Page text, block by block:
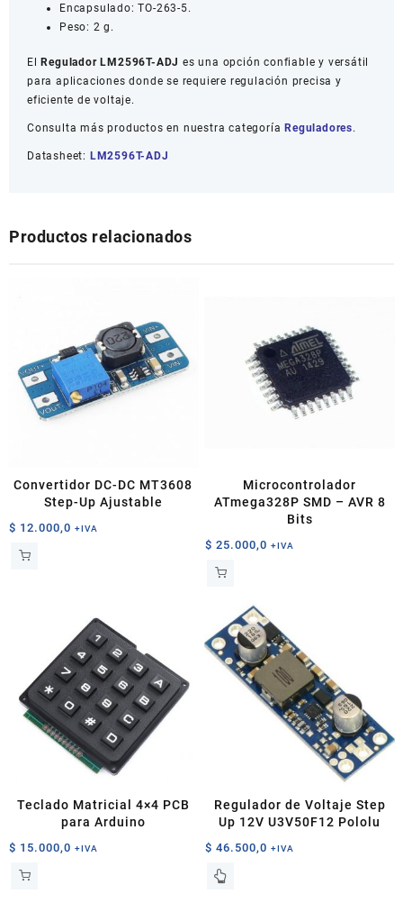
Encapsulado: TO-263-5.
Peso: 2 g.
ElRegulador LM2596T-ADJ es una opción confiable y versátil
para aplicaciones donde se requiere regulación precisa y
eficiente de voltaje.
Consulta más productos en nuestra categoríaReguladores.
Datasheet: LM2596T-ADJ
Productos relacionados
Convertidor DC-DC MT3608
Step-Up Ajustable
$ 12.000,0 +IVA
Microcontrolador
ATmega328P SMD – AVR 8
Bits
$ 25.000,0 +IVA
Teclado Matricial 4×4 PCB
para Arduino
$ 15.000,0 +IVA
Regulador de Voltaje Step
Up 12V U3V50F12 Pololu
$ 46.500,0 +IVA